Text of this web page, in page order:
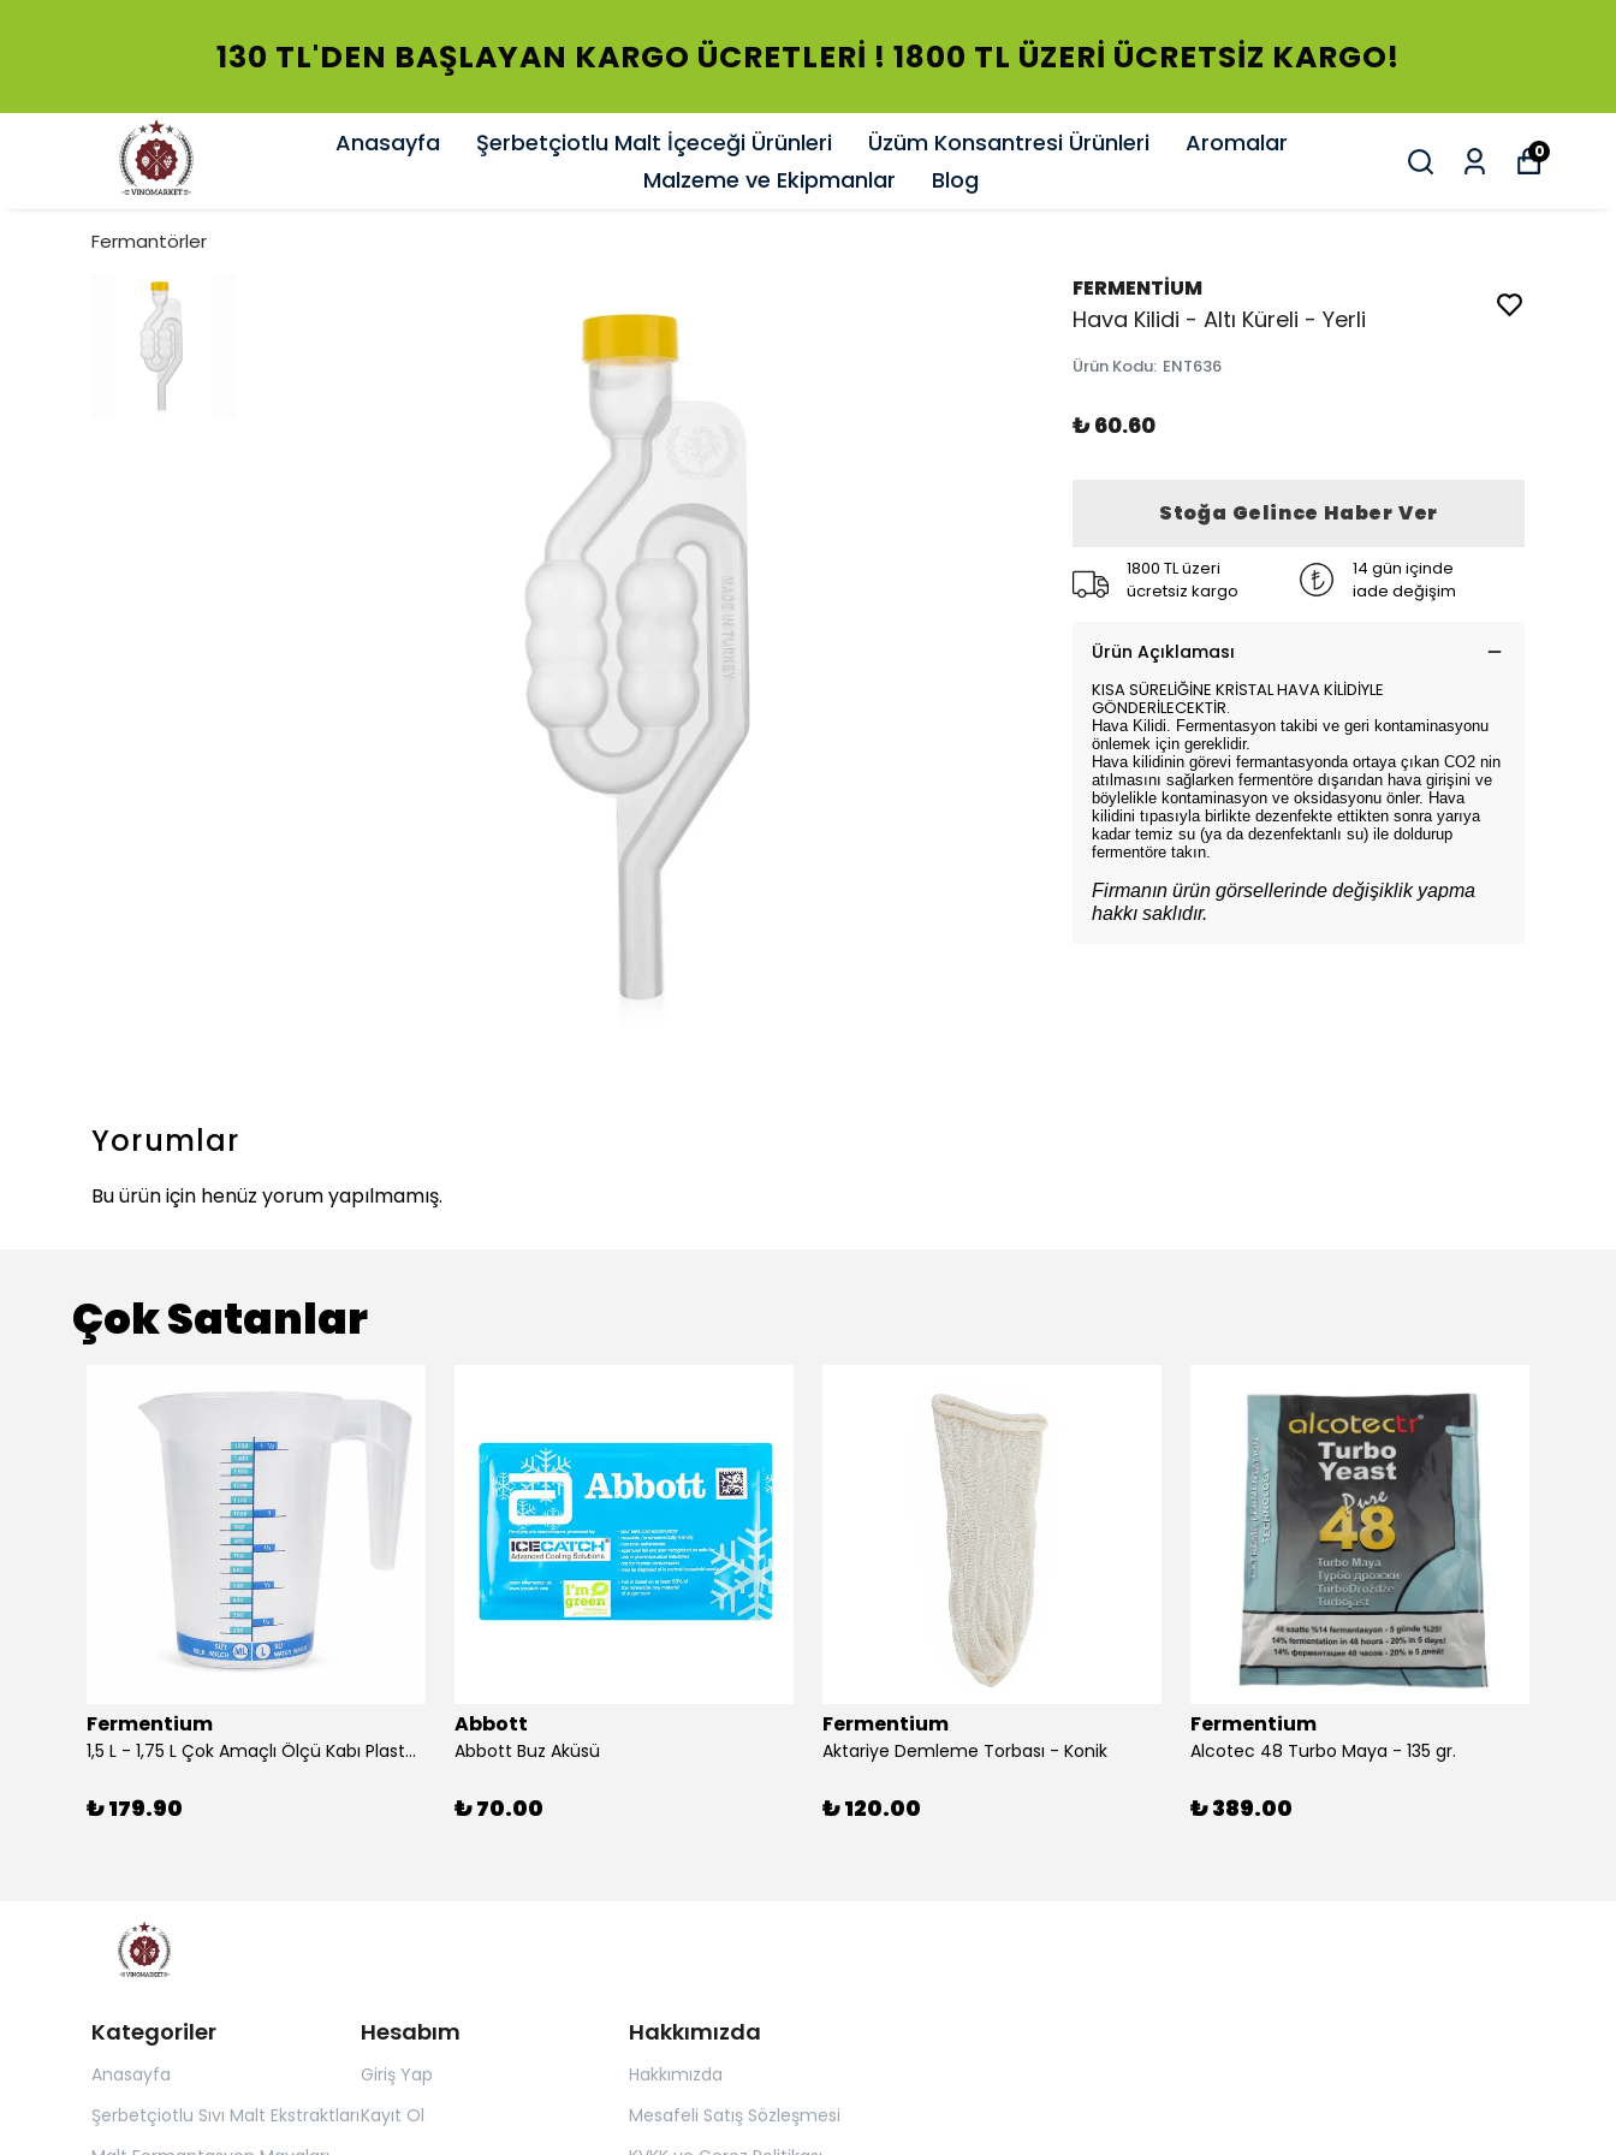
130 TL'DEN BAŞLAYAN KARGO ÜCRETLERİ ! 1800 TL ÜZERİ ÜCRETSİZ KARGO!
Anasayfa Şerbetçiotlu Malt İçeceği Ürünleri Üzüm Konsantresi Ürünleri
Aromalar
Malzeme ve Ekipmanlar
Blog
0
Fermantörler
FERMENTİUM
Hava Kilidi - Altı Küreli - Yerli
Ürün Kodu: ENT636
₺ 60.60
Stoğa Gelince Haber Ver
1800 TL üzeri
ücretsiz kargo
14 gün içinde
iade değişim
Ürün Açıklaması
KISA SÜRELİĞİNE KRİSTAL HAVA KİLİDİYLE
GÖNDERİLECEKTİR.
Hava Kilidi. Fermentasyon takibi ve geri kontaminasyonu
önlemek için gereklidir.
Hava kilidinin görevi fermantasyonda ortaya çıkan CO2 nin
atılmasını sağlarken fermentöre dışarıdan hava girişini ve
böylelikle kontaminasyon ve oksidasyonu önler. Hava
kilidini tıpasıyla birlikte dezenfekte ettikten sonra yarıya
kadar temiz su (ya da dezenfektanlı su) ile doldurup
fermentöre takın.
Firmanın ürün görsellerinde değişiklik yapma
hakkı saklıdır.
Yorumlar
Bu ürün için henüz yorum yapılmamış.
Çok Satanlar
Fermentium
1,5 L - 1,75 L Çok Amaçlı Ölçü Kabı PlastArt
₺ 179.90
Abbott
Abbott Buz Aküsü
₺ 70.00
Fermentium
Aktariye Demleme Torbası - Konik
₺ 120.00
Fermentium
Alcotec 48 Turbo Maya - 135 gr.
₺ 389.00
Kategoriler
Anasayfa
Şerbetçiotlu Sıvı Malt Ekstraktları
Hesabım
Giriş Yap
Kayıt Ol
Hakkımızda
Hakkımızda
Mesafeli Satış Sözleşmesi